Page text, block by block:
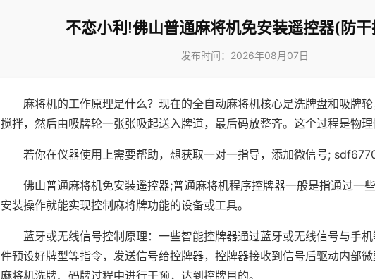
不恋小利!佛山普通麻将机免安装遥控器(防
发布时间：2026年08月07日
麻将机的工作原理是什么？现在的全自动麻将机核心是洗牌盘和吸牌
搅拌，然后由吸牌轮一张张吸起送入牌道，最后码放整齐。这个过程是物理
若你在仪器使用上需要帮助，想获取一对一指导，添加微信号;
佛山普通麻将机免安装遥控器;普通麻将机程序控牌器一般是指通过一
安装操作就能实现控制麻将牌功能的设备或工具。
蓝牙或无线信号控制原理：一些智能控牌器通过蓝牙或无线信号与手
件预设好牌型等指令，发送信号给控牌器，控牌器接收到信号后驱动内部
麻将机洗牌、码牌过程中进行干预，达到控牌目的。